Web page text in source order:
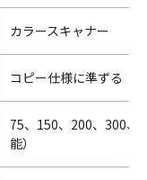
カラースキャナー
コピー仕様に準ずる
75、150、200、300、
能）